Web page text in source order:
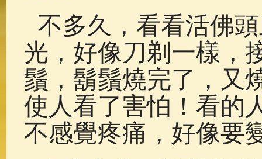
不多久，看看活佛
光，好像刀剃一樣，
鬚，鬍鬚燒完了，又
使人看了害怕！看的
不感覺疼痛，好像要